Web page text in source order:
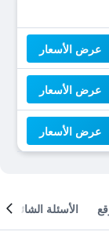
عرض الأسعار
عرض الأسعار
عرض الأسعار
الأسئلة الشائعة